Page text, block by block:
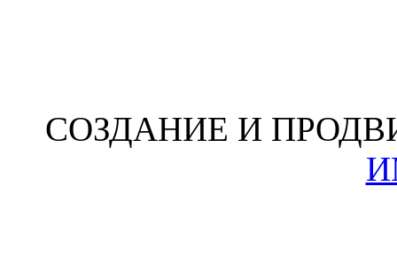
СОЗДАНИЕ И